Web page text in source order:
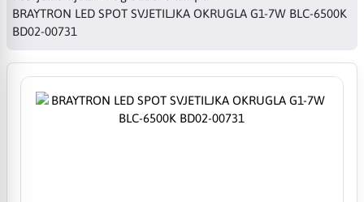
BRAYTRON LED SPOT SVJETILJKA OKRUGLA G1-7W BLC-6500K
BD02-00731